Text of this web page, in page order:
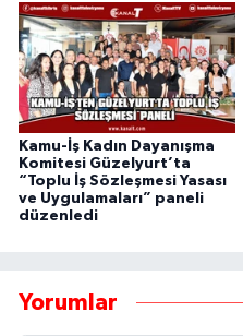
Kamu-İş Kadın Dayanışma
Komitesi Güzelyurt’ta
“Toplu İş Sözleşmesi Yasası
ve Uygulamaları” paneli
düzenledi
Yorumlar